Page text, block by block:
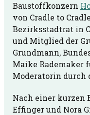
Baustoffkonzern
von Cradle to
Bezirksstadtrat in
und Mitglied der
Grundmann,
Maike Rademaker
Moderatorin durch
Nach einer kurzen
Effinger und Nora